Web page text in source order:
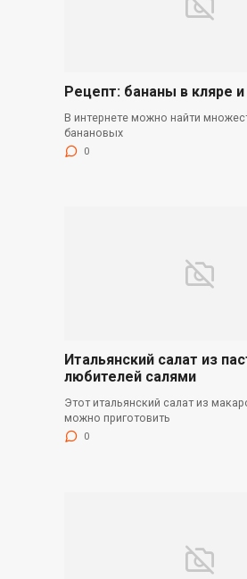
Рецепт: бананы в кляре
В интернете можно найти
банановых
0
Итальянский салат из
любителей салями
Этот итальянский салат из
можно приготовить
0